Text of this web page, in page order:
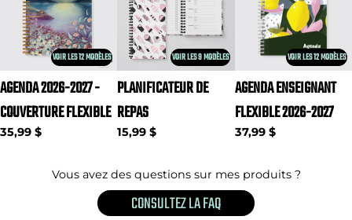
VOIR LES 12 MODÈLES
AGENDA 2026-2027 -
COUVERTURE FLEXIBLE
35,99 $
VOIR LES 9 MODÈLES
PLANIFICATEUR DE
REPAS
15,99 $
VOIR LES 12 MODÈLES
AGENDA ENSEIGNANT
FLEXIBLE 2026-2027
37,99 $
Vous avez des questions sur mes produits ?
CONSULTEZ LA FAQ